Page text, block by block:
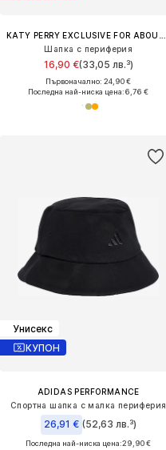
Шапка с периферия
16,90 €(33,05 лв.³)
Първоначално: 24,90 €
Последна най-ниска цена:6,76 €
Унисекс
КУПОН
ADIDAS PERFORMANCE
Спортна шапка с малка периферия
26,91 € (52,63 лв.³)
Последна най-ниска цена:29,90 €